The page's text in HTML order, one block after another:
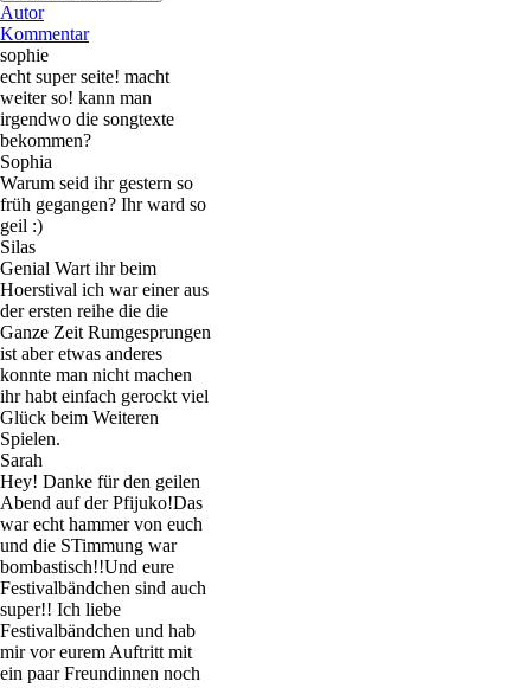
Autor
Kommentar
sophie
echt super seite! macht
weiter so! kann man
irgendwo die songtexte
bekommen?
Sophia
Warum seid ihr gestern so
früh gegangen? Ihr ward so
geil :)
Silas
Genial Wart ihr beim
Hoerstival ich war einer aus
der ersten reihe die die
Ganze Zeit Rumgesprungen
ist aber etwas anderes
konnte man nicht machen
ihr habt einfach gerockt viel
Glück beim Weiteren
Spielen.
Sarah
Hey! Danke für den geilen
Abend auf der Pfijuko!Das
war echt hammer von euch
und die STimmung war
bombastisch!!Und eure
Festivalbändchen sind auch
super!! Ich liebe
Festivalbändchen und hab
mir vor eurem Auftritt mit
ein paar Freundinnen noch